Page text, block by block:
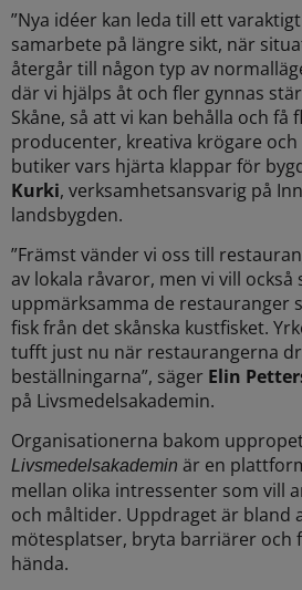
”Nya idéer kan leda till ett
samarbete på längre sikt, när
återgår till någon typ av
där vi hjälps åt och fler gynnas
Skåne, så att vi kan behålla och få
producenter, kreativa krögare och
butiker vars hjärta klappar för
Kurki, verksamhetsansvarig på
landsbygden.
”Främst vänder vi oss till
av lokala råvaror, men vi vill också
uppmärksamma de restauranger
fisk från det skånska kustfisket.
tufft just nu när restaurangerna
beställningarna”, säger Elin
på Livsmedelsakademin.
Organisationerna bakom
Livsmedelsakademin är en
mellan olika intressenter som vill
och måltider. Uppdraget är bland
mötesplatser, bryta barriärer och
hända.